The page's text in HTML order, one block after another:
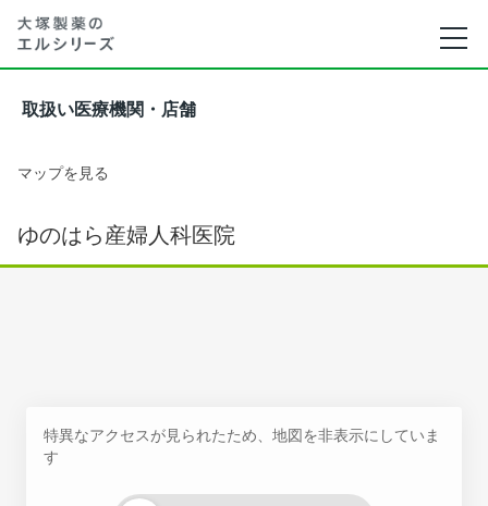
取扱い医療機関・店舗
マップを見る
ゆのはら産婦人科医院
特異なアクセスが見られたため、地図を非表示にしていま
す